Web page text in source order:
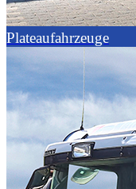
Plateaufahrzeuge